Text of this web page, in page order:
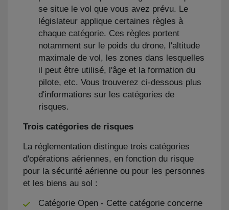
se situe le vol que vous avez prévu. Le
législateur applique certaines règles à
chaque catégorie. Ces règles portent
notamment sur le poids du drone, l'altitude
maximale de vol, les zones dans lesquelles
il peut être utilisé, l'âge et la formation du
pilote, etc. Vous trouverez ci-dessous plus
d'informations sur les catégories de
risques.
Trois catégories de risques
La réglementation distingue trois catégories
d'opérations aériennes, en fonction du risque
pour la sécurité aérienne ou pour les personnes
et les biens au sol :
Catégorie Open - Cette catégorie concerne